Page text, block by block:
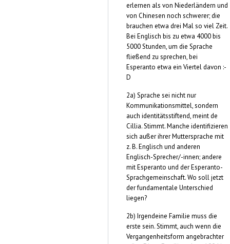
erlernen als von Niederländern und
von Chinesen noch schwerer; die
brauchen etwa drei Mal so viel Zeit.
Bei Englisch bis zu etwa 4000 bis
5000 Stunden, um die Sprache
fließend zu sprechen, bei
Esperanto etwa ein Viertel davon :-
D
2a) Sprache sei nicht nur
Kommunikationsmittel, sondern
auch identitätsstiftend, meint de
Cillia. Stimmt. Manche identifizieren
sich außer ihrer Muttersprache mit
z. B. Englisch und anderen
Englisch-Sprecher/-innen; andere
mit Esperanto und der Esperanto-
Sprachgemeinschaft. Wo soll jetzt
der fundamentale Unterschied
liegen?
2b) Irgendeine Familie muss die
erste sein. Stimmt, auch wenn die
Vergangenheitsform angebrachter